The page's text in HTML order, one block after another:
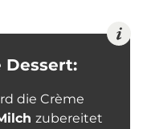
Dessert:
die Crème
zubereitet